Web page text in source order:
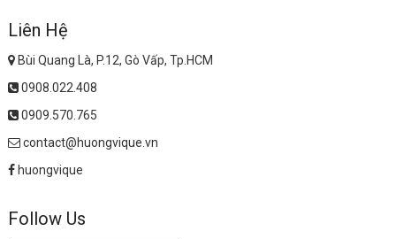
Liên Hệ
Bùi Quang Là, P.12, Gò Vấp, Tp.HCM
0908.022.408
0909.570.765
contact@huongvique.vn
huongvique
Follow Us